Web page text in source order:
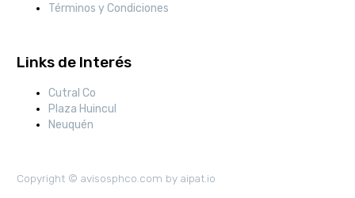
Términos y Condiciones
Links de Interés
Cutral Co
Plaza Huincul
Neuquén
Copyright © avisosphco.com by aipat.io